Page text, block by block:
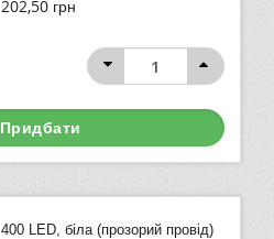
202,50 грн
Придбати
400 LED, біла (прозорий провід)